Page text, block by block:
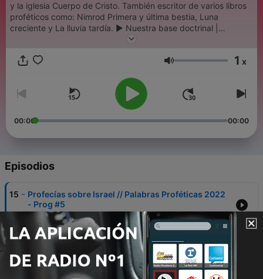
y la iglesia Cuerpo de Cristo. También escritor de varios libros
proféticos como: Nimrod Primera y última bestia, Luna
creciente y La lluvia tardía. ► Nuestra base doctrinal |
https://bit.ly/2MrNyvb​ ► Mas recursos en video |
Volumen 1 x
00:00 00:00
Episodios
15 - Profecías sobre Israel // Palabras Proféticas 2022
- Prog #5
13 abr. 2022
14 - El nuevo orden mundial // Palabras Proféticas
13 abr. 2022